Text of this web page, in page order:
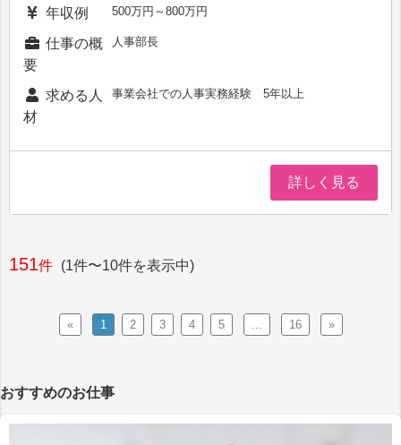
年収例 500万円～800万円
仕事の概
要
人事部長
求める人
材
事業会社での人事実務経験 5年以上
詳しく見る
151件 (1件〜10件を表示中)
« 1 2 3 4 5 16 »
おすすめのお仕事